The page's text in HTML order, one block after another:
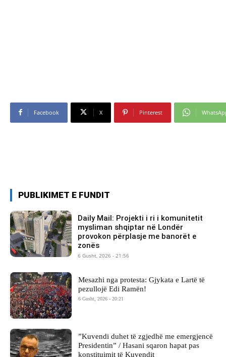
Facebook X Pinterest
PUBLIKIMET E FUNDIT
Daily Mail: Projekti i ri i komunitetit
mysliman shqiptar në Londër
provokon përplasje me banorët e
zonës
6 Gusht, 2026 - 21:56
Mesazhi nga protesta: Gjykata e Lartë të
pezullojë Edi Ramën!
6 Gusht, 2026 - 20:21
​”Kuvendi duhet të zgjedhë me emergjencë
Presidentin” / Hasani sqaron hapat pas
konstituimit të Kuvendit